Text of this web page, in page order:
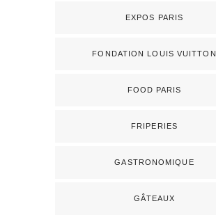
EXPOS PARIS
FONDATION LOUIS VUITTON
FOOD PARIS
FRIPERIES
GASTRONOMIQUE
GÂTEAUX